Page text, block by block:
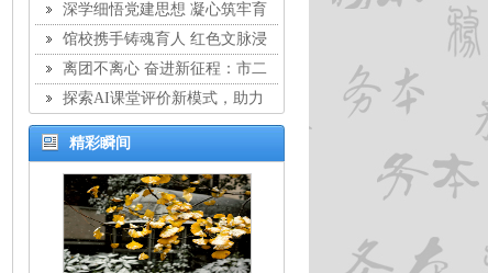
深学细悟党建思想 凝心筑牢育
人根基：市二中学党委开展8月主
题党日活动
馆校携手铸魂育人 红色文脉浸
润校园：市二中学与静安区文物保
护管理服务中心结对共建签约仪式
暨交流座谈会
离团不离心 奋进新征程：市二
中学举行教工离团仪式
探索AI课堂评价新模式，助力
教学提质增效：市二中学开展教师
校本培训
精彩瞬间